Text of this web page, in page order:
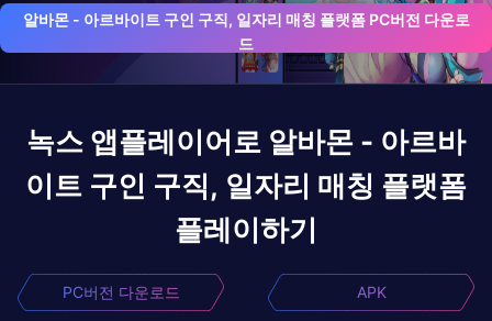
알바몬 - 아르바이트 구인 구직, 일자리 매칭 플랫폼 PC버전 다운로
드
녹스 앱플레이어로 알바몬 - 아르바
이트 구인 구직, 일자리 매칭 플랫폼
플레이하기
PC버전 다운로드 APK